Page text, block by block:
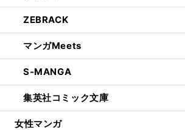
ZEBRACK
マンガMeets
S-MANGA
集英社コミック文庫
女性マンガ